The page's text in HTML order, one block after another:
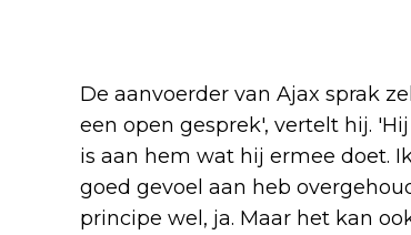
De aanvoerder van Ajax sprak
een open gesprek', vertelt hij.
is aan hem wat hij ermee doet.
goed gevoel aan heb
principe wel, ja. Maar het kan